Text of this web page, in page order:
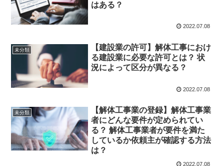
はある？
2022.07.08
未分類
【建設業の許可】解体工事におけ
る建設業に必要な許可とは？ 状
況によって区分が異なる？
2022.07.08
未分類
【解体工事業の登録】解体工事業
者にどんな要件が定められてい
る？ 解体工事業者が要件を満た
しているか依頼主が確認する方法
は？
2022.07.08